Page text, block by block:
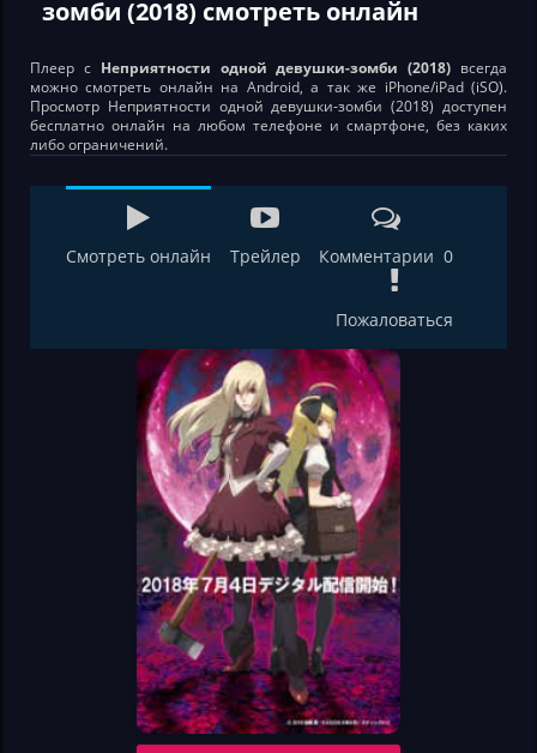
зомби (2018) смотреть онлайн
Плеер с Неприятности одной девушки-зомби (2018) всегда
можно смотреть онлайн на Android, а так же iPhone/iPad (iSO).
Просмотр Неприятности одной девушки-зомби (2018) доступен
бесплатно онлайн на любом телефоне и смартфоне, без каких
либо ограничений.
Смотреть онлайн Трейлер Комментарии 0
Пожаловаться